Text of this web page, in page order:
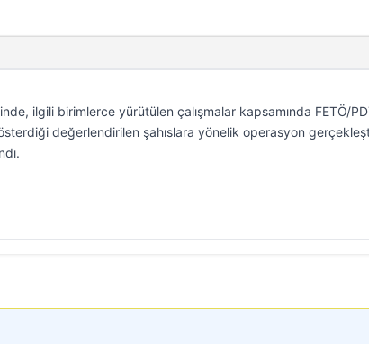
ilgili birimlerce yürütülen çalışmalar kapsamında FETÖ/
değerlendirilen şahıslara yönelik operasyon